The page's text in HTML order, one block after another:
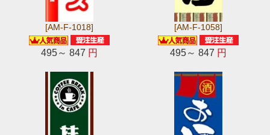
[AM-F-1018]
495～ 847 円
[AM-F-1058]
495～ 847 円